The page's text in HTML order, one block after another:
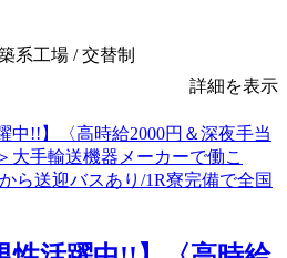
系工場 / 交替制
詳細を表示